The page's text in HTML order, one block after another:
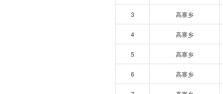
3 高寨乡
4 高寨乡
5 高寨乡
6 高寨乡